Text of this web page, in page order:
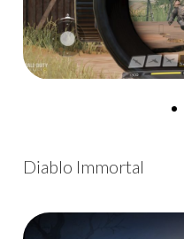
Diablo Immortal